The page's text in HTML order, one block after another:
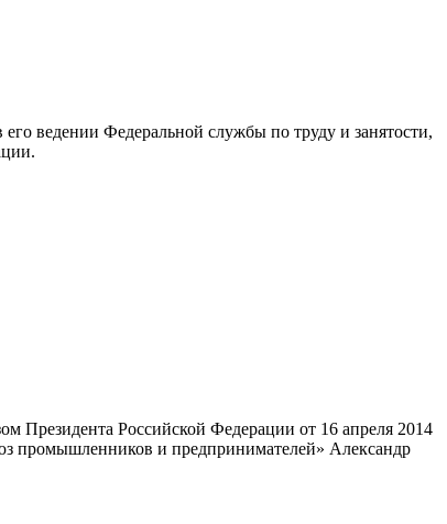
ведении Федеральной службы по труду и занятости,
Президента Российской Федерации от 16 апреля 2014
промышленников и предпринимателей» Александр